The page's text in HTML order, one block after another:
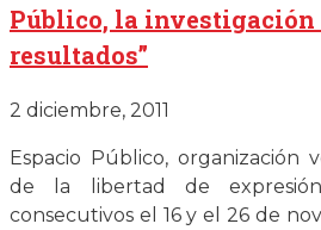
Público, la investigación
resultados”
2 diciembre, 2011
Espacio Público, organización
de la libertad de
consecutivos el 16 y el 26 de